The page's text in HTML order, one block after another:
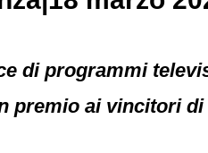
di programmi
premio ai vincitori